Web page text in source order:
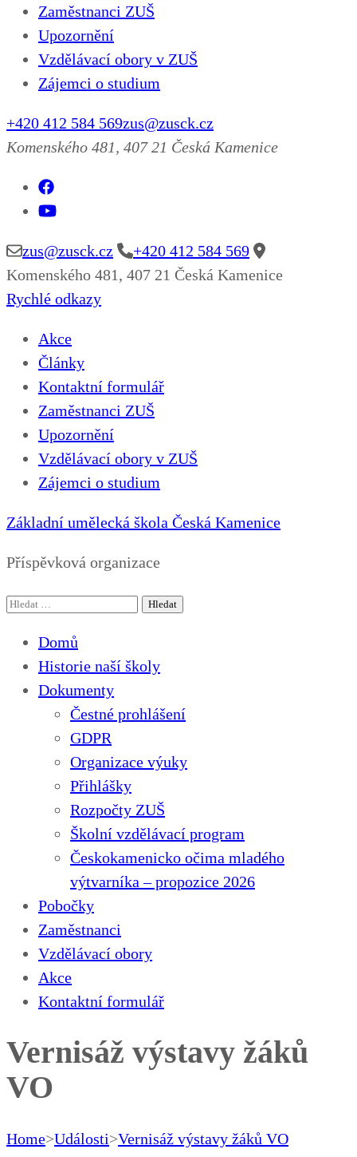
Zaměstnanci ZUŠ
Upozornění
Vzdělávací obory v ZUŠ
Zájemci o studium
+420 412 584 569zus@zusck.cz
Komenského 481, 407 21 Česká Kamenice
zus@zusck.cz
+420 412 584 569
Komenského 481, 407 21 Česká Kamenice
Rychlé odkazy
Akce
Články
Kontaktní formulář
Zaměstnanci ZUŠ
Upozornění
Vzdělávací obory v ZUŠ
Zájemci o studium
Základní umělecká škola Česká Kamenice
Příspěvková organizace
Vyhledávání
Domů
Historie naší školy
Dokumenty
Čestné prohlášení
GDPR
Organizace výuky
Přihlášky
Rozpočty ZUŠ
Školní vzdělávací program
Českokamenicko očima mladého
výtvarníka – propozice 2026
Pobočky
Zaměstnanci
Vzdělávací obory
Akce
Kontaktní formulář
Vernisáž výstavy žáků
VO
Home>Události>Vernisáž výstavy žáků VO